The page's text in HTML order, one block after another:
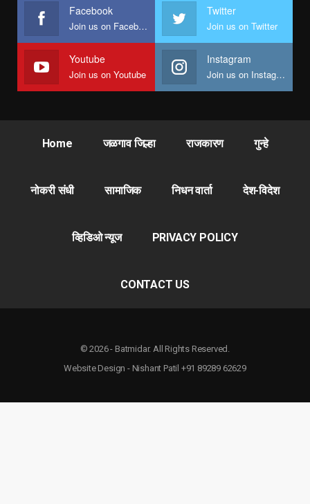
Facebook
Join us on Facebook
Twitter
Join us on Twitter
Youtube
Join us on Youtube
Instagram
Join us on Instagram
Home जळगाव जिल्हा राजकारण गुन्हे
नोकरी संधी सामाजिक निधन वार्ता देश-विदेश
व्हिडिओ न्यूज PRIVACY POLICY
CONTACT US
© 2026 - Batmidar. All Rights Reserved.
Website Design - Nishant Patil +91 89289 62629